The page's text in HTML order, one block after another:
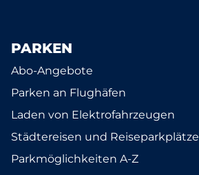
PARKEN
Abo-Angebote
Parken an Flughäfen
Laden von Elektrofahrzeugen
Städtereisen und Reiseparkplätze
Parkmöglichkeiten A-Z